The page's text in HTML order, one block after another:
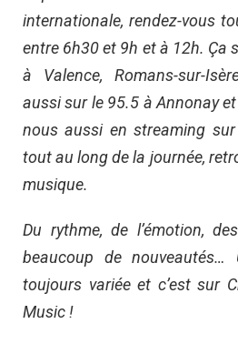
internationale, rendez-vous
entre 6h30 et 9h et à 12h. Ça
à Valence, Romans-sur-
aussi sur le 95.5 à Annonay
nous aussi en streaming
tout au long de la journée,
musique.
Du rythme, de l’émotion,
beaucoup de nouveautés…
toujours variée et c’est sur
Music !